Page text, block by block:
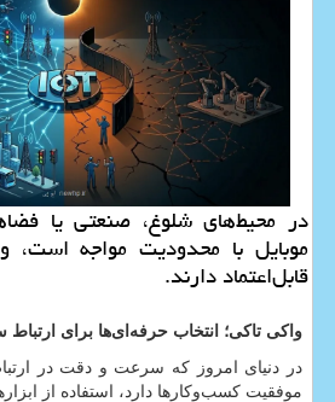
در محیط‌های شلوغ، صنعتی یا
موبایل با محدودیت مواجه است،
قابل‌اعتماد دارند.
واکی تاکی؛ انتخاب حرفه‌ای‌ها برای
در دنیای امروز که سرعت و دقت در
موفقیت کسب‌وکارها دارد، استفاده از